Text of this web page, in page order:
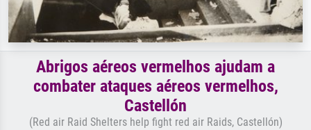
Abrigos aéreos vermelhos ajudam a
combater ataques aéreos vermelhos,
Castellón
(Red air Raid Shelters help fight red air Raids, Castellón)